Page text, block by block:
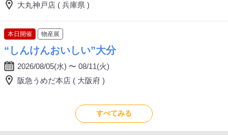
大丸神戸店 ( 兵庫県 )
本日開催 物産展
“しんけんおいしい”大分
2026/08/05(水) 〜 08/11(火)
阪急うめだ本店 ( 大阪府 )
すべてみる